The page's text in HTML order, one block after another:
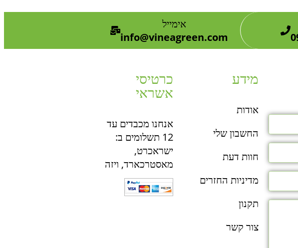
אימייל
info@vineagreen.com
מידע
אודות
החשבון שלי
חוות דעת
מדיניות החזרים
תקנון
צור קשר
כרטיסי
אשראי
אנחנו מכבדים עד
12 תשלומים ב:
ישראכרט,
מאסטרכארד, ויזה